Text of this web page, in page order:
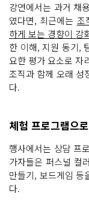
강연에서는 과거 채
였다면, 최근에는 조
하게 보는 경향이 강
한 이해, 지원 동기,
요한 평가 요소로 자
조직과 함께 오래 성
다.
체험 프로그램으
행사에서는 상담 프
가자들은 퍼스널 컬
만들기, 보드게임 등
다.